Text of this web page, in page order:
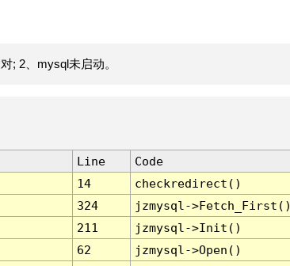
; 2、mysql未启动。
Line
Code
14
checkredirect()
324
jzmysql-
211
jzmysql->Init()
62
jzmysql->Open()